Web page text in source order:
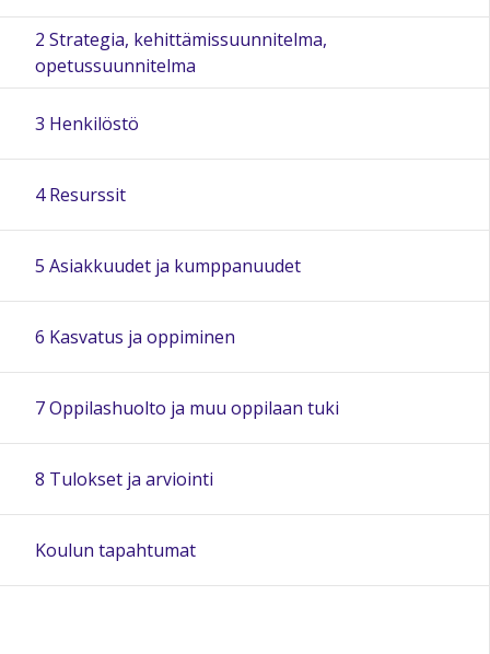
2 Strategia, kehittämissuunnitelma,
opetussuunnitelma
3 Henkilöstö
4 Resurssit
5 Asiakkuudet ja kumppanuudet
6 Kasvatus ja oppiminen
7 Oppilashuolto ja muu oppilaan tuki
8 Tulokset ja arviointi
Koulun tapahtumat